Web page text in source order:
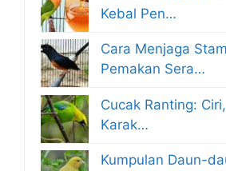
Kebal Pen…
Cara Menjaga
Pemakan Sera…
Cucak Ranting:
Karak…
Kumpulan Daun-